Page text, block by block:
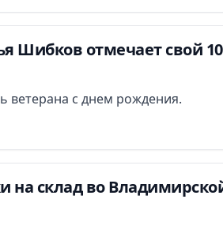
Шибков отмечает свой
ветерана с днем рождения.
на склад во